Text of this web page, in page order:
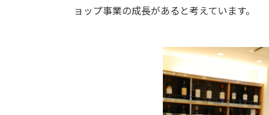
ョップ事業の成長があると考えています。